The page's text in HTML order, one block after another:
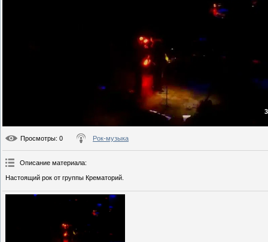
Просмотры: 0 Рок-музыка
Описание материала:
Настоящий рок от группы Крематорий.